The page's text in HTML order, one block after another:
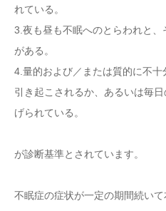
れている。
3.夜も昼も不眠へのとらわれと
がある。
4.量的および／または質的に不
引き起こされるか、あるいは毎
げられている。
が診断基準とされています。
不眠症の症状が一定の期間続い